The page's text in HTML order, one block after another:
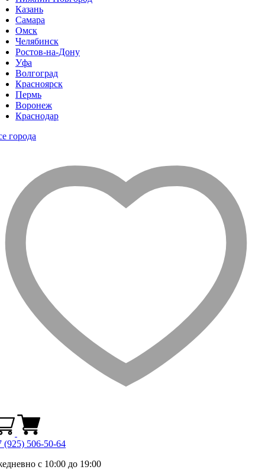
Казань
Самара
Омск
Челябинск
Ростов-на-Дону
Уфа
Волгоград
Красноярск
Пермь
Воронеж
Краснодар
города
(925) 506-50-64
с 10:00 до 19:00